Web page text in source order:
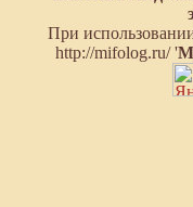
При
http://mifolog.ru/ '